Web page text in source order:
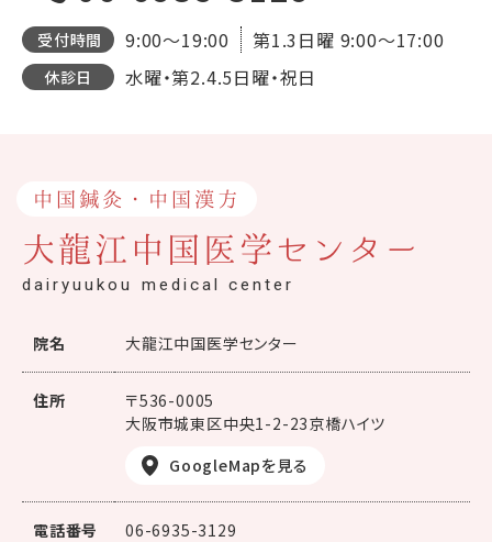
受付時間 9:00～19:00 第1.3日曜 9:00～17:00
休診日 水曜・第2.4.5日曜・祝日
中国鍼灸・中国漢方
大龍江中国医学センター
dairyuukou medical center
院名 大龍江中国医学センター
住所
〒536-0005
大阪市城東区中央1-2-23京橋ハイツ
GoogleMapを見る
電話番号 06-6935-3129